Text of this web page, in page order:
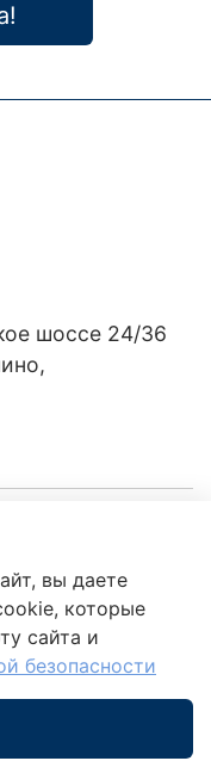
шоссе 24/36
вы даете
которые
сайта и
безопасности
обработки